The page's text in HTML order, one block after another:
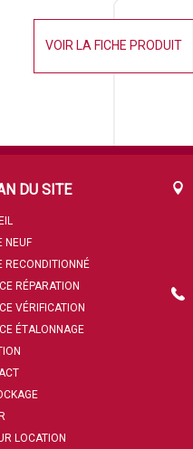
VOIR LA FICHE PRODUIT
DU SITE
NEUF
RECONDITIONNÉ
RÉPARATION
VÉRIFICATION
ÉTALONNAGE
LOCATION